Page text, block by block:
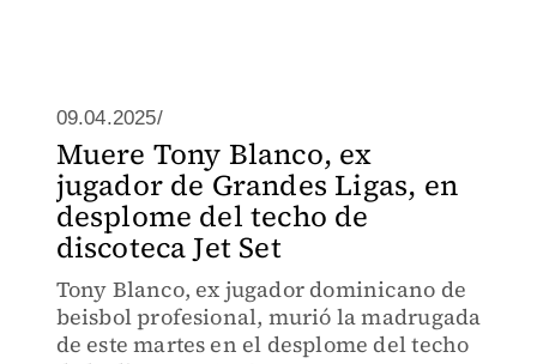
09.04.2025/
Muere Tony Blanco, ex
jugador de Grandes Ligas, en
desplome del techo de
discoteca Jet Set
Tony Blanco, ex jugador dominicano de
beisbol profesional, murió la madrugada
de este martes en el desplome del techo